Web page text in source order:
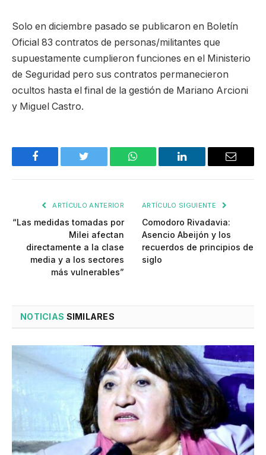
Solo en diciembre pasado se publicaron en Boletín
Oficial 83 contratos de personas/militantes que
supuestamente cumplieron funciones en el Ministerio
de Seguridad pero sus contratos permanecieron
ocultos hasta el final de la gestión de Mariano Arcioni
y Miguel Castro.
Facebook Twitter WhatsApp LinkedIn Email
ARTÍCULO ANTERIOR
“Las medidas tomadas por
Milei afectan
directamente a la clase
media y a los sectores
más vulnerables”
ARTÍCULO SIGUIENTE
Comodoro Rivadavia:
Asencio Abeijón y los
recuerdos de principios de
siglo
NOTICIAS SIMILARES